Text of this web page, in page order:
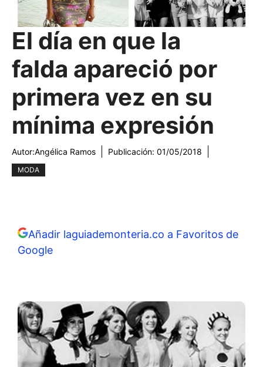
El día en que la
falda apareció por
primera vez en su
mínima expresión
Autor:Angélica Ramos Publicación: 01/05/2018
MODA
Añadir laguiademonteria.co a Favoritos de
Google